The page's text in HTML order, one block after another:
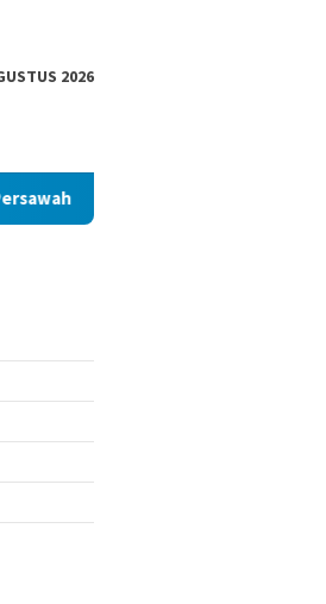
2026
Diduga Palsukan Ijazah SMKN di